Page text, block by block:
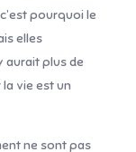
pourquoi le
elles
aurait plus de
vie est un
ne sont pas